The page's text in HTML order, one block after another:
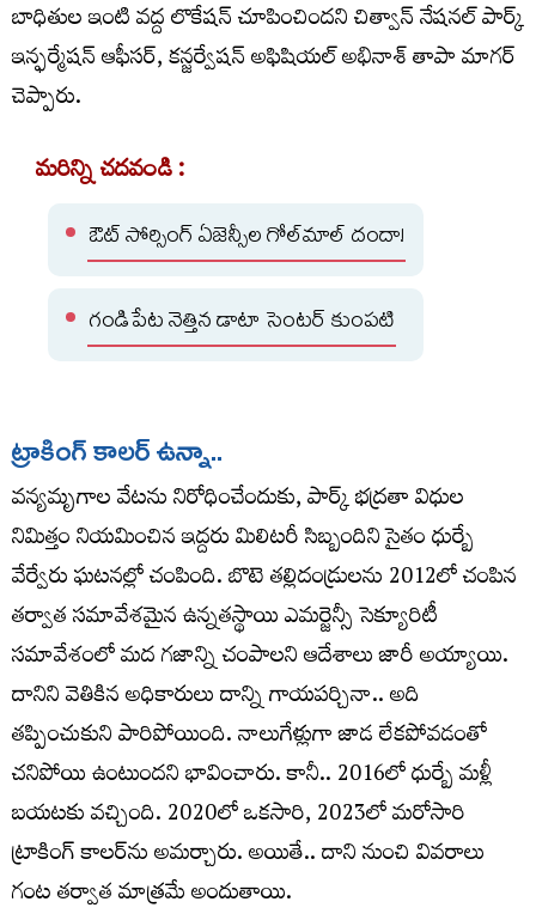
బాధితుల ఇంటి వద్ద లొకేషన్‌ చూపించిందని చిత్వాన్‌ నేషనల్‌ పార్క్‌
ఇన్ఫర్మేషన్‌ ఆఫీసర్‌, కన్జర్వేషన్‌ అఫిషియల్‌ అభినాశ్‌ తాపా మాగర్‌
చెప్పారు.
మరిన్ని చదవండి :
ఔట్ సోర్సింగ్ ఏజెన్సీల గోల్‌మాల్‌ దందా!
గండిపేట నెత్తిన డాటా సెంటర్‌ కుంపటి
ట్రాకింగ్‌ కాలర్‌ ఉన్నా..
వన్యమృగాల వేటను నిరోధించేందుకు, పార్క్‌ భద్రతా విధుల
నిమిత్తం నియమించిన ఇద్దరు మిలిటరీ సిబ్బందిని సైతం ధుర్బే
వేర్వేరు ఘటనల్లో చంపింది. బొటె తల్లిదండ్రులను 2012లో చంపిన
తర్వాత సమావేశమైన ఉన్నతస్థాయి ఎమర్జెన్సీ సెక్యూరిటీ
సమావేశంలో మద గజాన్ని చంపాలని ఆదేశాలు జారీ అయ్యాయి.
దానిని వెతికిన అధికారులు దాన్ని గాయపర్చినా.. అది
తప్పించుకుని పారిపోయింది. నాలుగేళ్లుగా జాడ లేకపోవడంతో
చనిపోయి ఉంటుందని భావించారు. కానీ.. 2016లో ధుర్బే మళ్లీ
బయటకు వచ్చింది. 2020లో ఒకసారి, 2023లో మరోసారి
ట్రాకింగ్‌ కాలర్‌ను అమర్చారు. అయితే.. దాని నుంచి వివరాలు
గంట తర్వాత మాత్రమే అందుతాయి.